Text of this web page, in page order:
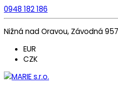
0948 182 186
Nižná nad Oravou, Závodná 957
EUR
CZK